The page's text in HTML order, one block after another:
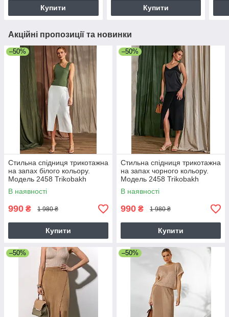
Купити Купити
Акційні пропозиції та новинки
–50%
Стильна спідниця трикотажна
на запах білого кольору.
Модель 2458 Trikobakh
В наявності
990 ₴ 1 980 ₴
Купити
–50%
Стильна спідниця трикотажна
на запах чорного кольору.
Модель 2458 Trikobakh
В наявності
990 ₴ 1 980 ₴
Купити
–50% –50%